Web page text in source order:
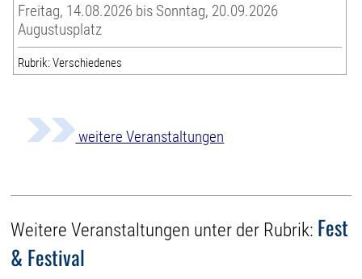
Freitag, 14.08.2026 bis Sonntag, 20.09.2026
Augustusplatz
Rubrik: Verschiedenes
weitere Veranstaltungen
Weitere Veranstaltungen unter der Rubrik: Fest
& Festival